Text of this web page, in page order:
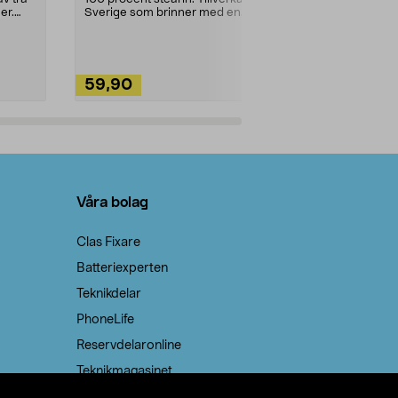
Sverige som brinner med en
59,90
Våra bolag
Clas Fixare
Batteriexperten
Teknikdelar
PhoneLife
Reservdelaronline
Teknikmagasinet